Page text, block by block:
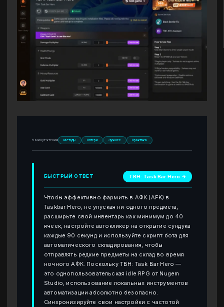
5 минут чтения Методы Потери Лучшее Практика
БЫСТРЫЙ ОТВЕТ TBH: Task Bar Hero →
Чтобы эффективно фармить в АФК (AFK) в
Taskbar Hero, не упуская ни одного предмета,
расширьте свой инвентарь как минимум до 40
ячеек, настройте автокликер на открытие сундука
каждые 90 секунд и используйте скрипт бота для
автоматического складирования, чтобы
отправлять редкие предметы на склад во время
ночного АФК. Поскольку TBH: Task Bar Hero —
это однопользовательская idle RPG от Nugem
Studio, использование локальных инструментов
автоматизации абсолютно безопасно.
Синхронизируйте свои настройки с частотой